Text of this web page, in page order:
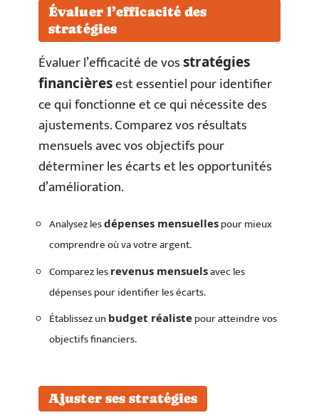
Évaluer l’efficacité des
stratégies
Évaluer l’efficacité de vosstratégies
financièresest essentiel pour identifier
ce qui fonctionne et ce qui nécessite des
ajustements. Comparez vos résultats
mensuels avec vos objectifs pour
déterminer les écarts et les opportunités
d’amélioration.
Analysez lesdépenses mensuelles pour mieux
comprendre où va votre argent.
Comparez les revenus mensuelsavec les
dépenses pour identifier les écarts.
Établissez un budget réaliste pour atteindre vos
objectifs financiers.
Ajuster ses stratégies